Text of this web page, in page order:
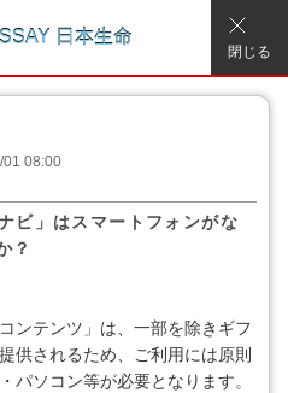
閉じる
01 08:00
ビ」はスマートフォンがな
？
ンテンツ」は、一部を除きギフ
供されるため、ご利用には原則
パソコン等が必要となります。